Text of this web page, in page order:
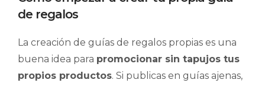
de regalos
La creación de guías de regalos propias es una
buena idea para promocionar sin tapujos tus
propios productos. Si publicas en guías ajenas,